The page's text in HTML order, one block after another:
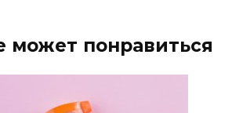
может понравиться